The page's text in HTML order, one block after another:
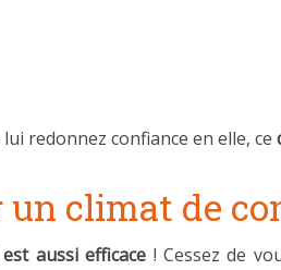
redonnez confiance en elle, ce
un climat de
aussi efficace ! Cessez de